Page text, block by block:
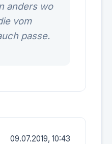
anders wo
vom
passe.
09.07.2019, 10:43